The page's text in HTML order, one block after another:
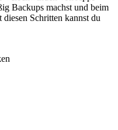
Backups machst und beim
Schritten kannst du